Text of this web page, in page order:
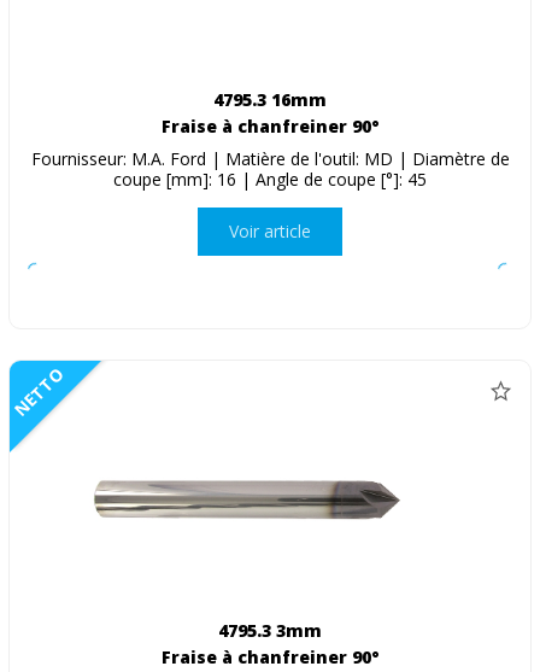
4795.3 16mm
Fraise à chanfreiner 90°
Fournisseur: M.A. Ford | Matière de l'outil: MD | Diamètre de
coupe [mm]: 16 | Angle de coupe [°]: 45
Voir article
NETTO
4795.3 3mm
Fraise à chanfreiner 90°